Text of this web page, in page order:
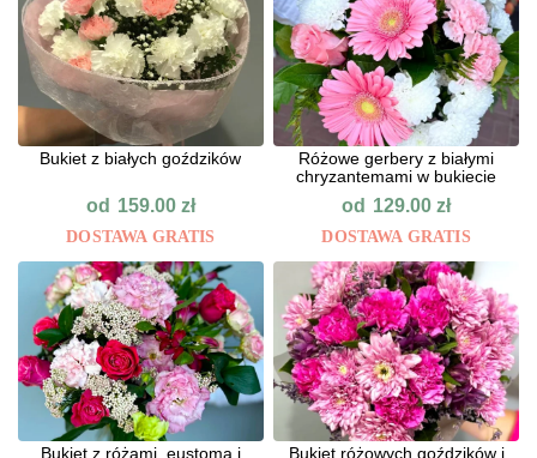
Bukiet z białych goździków
od 159.00 zł
DOSTAWA GRATIS
Różowe gerbery z białymi
chryzantemami w bukiecie
od 129.00zł
DOSTAWA GRATIS
Bukiet z różami, eustomą i Bukiet różowych goździków i